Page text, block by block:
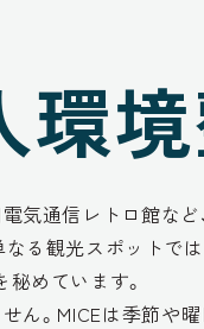
環
気通信レトロ館な
る観光スポットで
めています。
ん。MICEは季節や